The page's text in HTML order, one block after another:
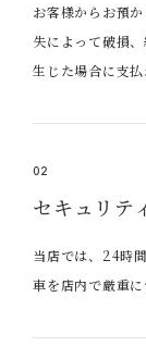
お客様からお預
失によって破損
生じた場合に支
02
セキュリテ
当店では、24時
車を店内で厳重に